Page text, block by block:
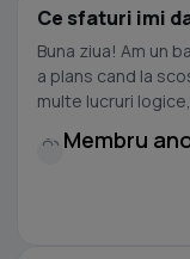
Ce sfaturi imi
Buna ziua! Am un
a plans cand la
multe lucruri
Membru